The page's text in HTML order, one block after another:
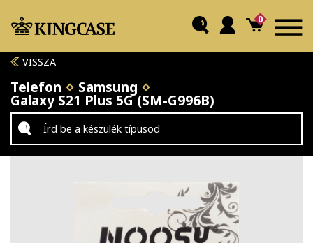
0
VISSZA
Telefon Samsung
Galaxy S21 Plus 5G (SM-G996B)